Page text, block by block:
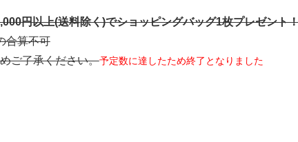
円以上(送料除く)でショッピングバッグ1枚プレゼント
合算不可
ご了承ください。予定数に達したため終了となりました